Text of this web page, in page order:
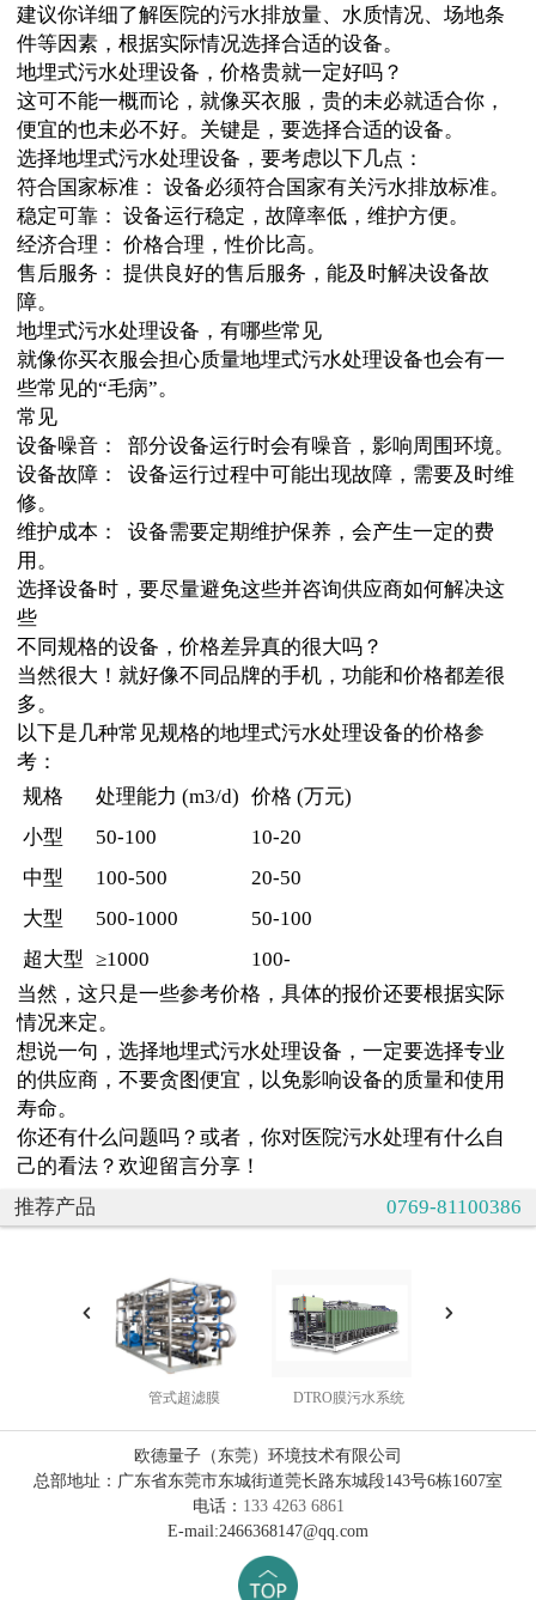
建议你详细了解医院的污水排放量、水质情况、场地条
件等因素，根据实际情况选择合适的设备。
地埋式污水处理设备，价格贵就一定好吗？
这可不能一概而论，就像买衣服，贵的未必就适合你，
便宜的也未必不好。关键是，要选择合适的设备。
选择地埋式污水处理设备，要考虑以下几点：
符合国家标准： 设备必须符合国家有关污水排放标准。
稳定可靠： 设备运行稳定，故障率低，维护方便。
经济合理： 价格合理，性价比高。
售后服务： 提供良好的售后服务，能及时解决设备故
障。
地埋式污水处理设备，有哪些常见
就像你买衣服会担心质量地埋式污水处理设备也会有一
些常见的“毛病”。
常见
设备噪音： 部分设备运行时会有噪音，影响周围环境。
设备故障： 设备运行过程中可能出现故障，需要及时维
修。
维护成本： 设备需要定期维护保养，会产生一定的费
用。
选择设备时，要尽量避免这些并咨询供应商如何解决这
些
不同规格的设备，价格差异真的很大吗？
当然很大！就好像不同品牌的手机，功能和价格都差很
多。
以下是几种常见规格的地埋式污水处理设备的价格参
考：
规格
处理能力 (m3/d) 价格 (万元)
小型
50-100
10-20
中型
100-500
20-50
大型
500-1000
50-100
超大型 ≥1000
100-
当然，这只是一些参考价格，具体的报价还要根据实际
情况来定。
想说一句，选择地埋式污水处理设备，一定要选择专业
的供应商，不要贪图便宜，以免影响设备的质量和使用
寿命。
你还有什么问题吗？或者，你对医院污水处理有什么自
己的看法？欢迎留言分享！
推荐产品
0769-81100386
管式超滤膜 DTRO膜污水系统
欧德量子（东莞）环境技术有限公司
总部地址：广东省东莞市东城街道莞长路东城段143号6栋1607室
电话： 133 4263 6861
E-mail:2466368147@qq.com